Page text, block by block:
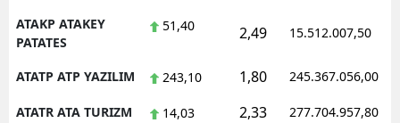
ATAKP ATAKEY
PATATES
51,40 2,49 15.512.007,50
ATATP ATP YAZILIM 243,10 1,80 245.367.056,00
ATATR ATA TURIZM 14,03 2,33 277.704.957,80